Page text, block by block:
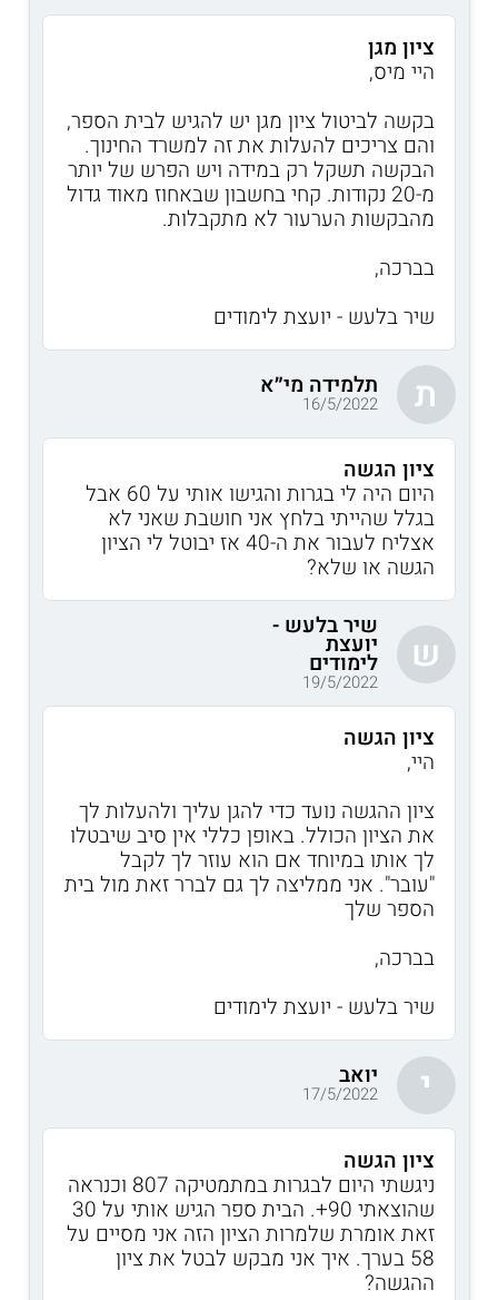
ציון מגן
היי מיס,
בקשה לביטול ציון מגן יש להגיש לבית הספר,
והם צריכים להעלות את זה למשרד החינוך.
הבקשה תשקל רק במידה ויש הפרש של יותר
מ-20 נקודות. קחי בחשבון שבאחוז מאוד גדול
מהבקשות הערעור לא מתקבלות.
בברכה,
שיר בלעש - יועצת לימודים
ת תלמידה מי״א
16/5/2022
ציון הגשה
היום היה לי בגרות והגישו אותי על 60 אבל
בגלל שהייתי בלחץ אני חושבת שאני לא
אצליח לעבור את ה-40 אז יבוטל לי הציון
הגשה או שלא?
ש
שיר בלעש -
יועצת
לימודים
19/5/2022
ציון הגשה
היי,
ציון ההגשה נועד כדי להגן עליך ולהעלות לך
את הציון הכולל. באופן כללי אין סיב שיבטלו
לך אותו במיוחד אם הוא עוזר לך לקבל
"עובר". אני ממליצה לך גם לברר זאת מול בית
הספר שלך
בברכה,
שיר בלעש - יועצת לימודים
י יואב
17/5/2022
ציון הגשה
ניגשתי היום לבגרות במתמטיקה 807 וכנראה
שהוצאתי 90+. הבית ספר הגיש אותי על 30
זאת אומרת שלמרות הציון הזה אני מסיים על
58 בערך. איך אני מבקש לבטל את ציון
ההגשה?